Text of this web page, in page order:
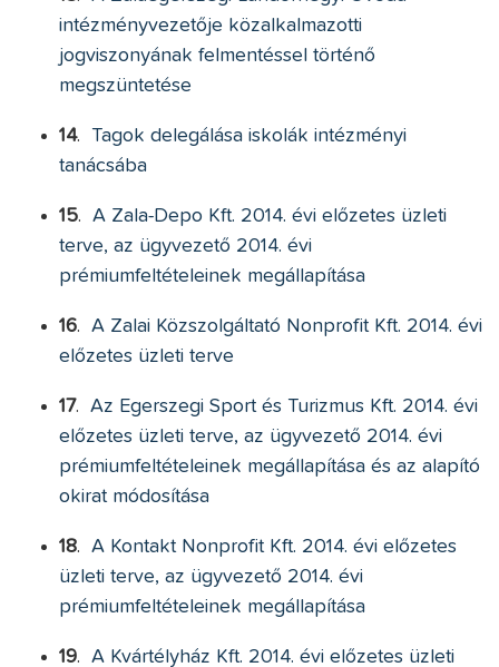
intézményvezetője közalkalmazotti
jogviszonyának felmentéssel történő
megszüntetése
14.
Tagok delegálása iskolák intézményi
tanácsába
15.
A Zala-Depo Kft. 2014. évi előzetes üzleti
terve, az ügyvezető 2014. évi
prémiumfeltételeinek megállapítása
16.
A Zalai Közszolgáltató Nonprofit Kft. 2014. évi
előzetes üzleti terve
17.
Az Egerszegi Sport és Turizmus Kft. 2014. évi
előzetes üzleti terve, az ügyvezető 2014. évi
prémiumfeltételeinek megállapítása és az alapító
okirat módosítása
18.
A Kontakt Nonprofit Kft. 2014. évi előzetes
üzleti terve, az ügyvezető 2014. évi
prémiumfeltételeinek megállapítása
19. A Kvártélyház Kft. 2014. évi előzetes üzleti